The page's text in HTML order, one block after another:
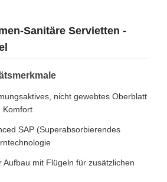
Sanitäre Servietten -
nicht gewebtes Oberblatt
Komfort
SAP (Superabsorbierendes
Aufbau mit Flügeln für zusätzlichen